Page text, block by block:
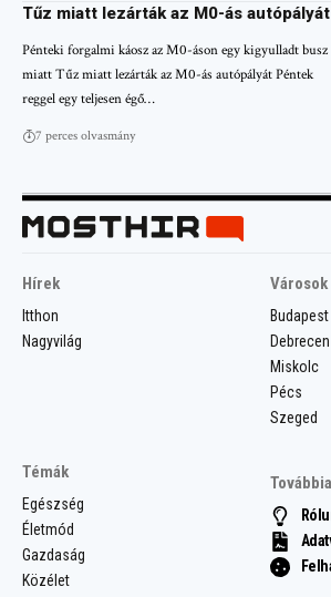
Tűz miatt lezárták az M0-ás autópályát
Pénteki forgalmi káosz az M0-áson egy kigyulladt busz
miatt Tűz miatt lezárták az M0-ás autópályát Péntek
reggel egy teljesen égő…
7 perces olvasmány
Hírek
Itthon
Nagyvilág
Városok
Budapest
Debrecen
Miskolc
Pécs
Szeged
Témák
Egészség
Életmód
Gazdaság
Közélet